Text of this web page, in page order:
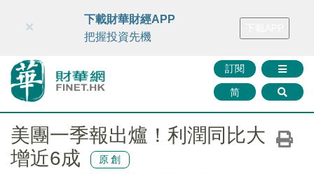
財華智庫網 FINTV FINMETA 財華證券 媒體矩陣
訂閱
简
×
下載財華財經APP
把握投資先機
美團一季報出爐！利潤同比大
增近6成
原創